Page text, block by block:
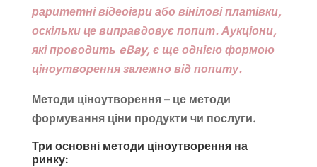
раритетні відеоігри або вінілові платівки,
оскільки це виправдовує попит. Аукціони,
які проводить eBay, є ще однією формою
ціноутворення залежно від попиту.
Методи ціноутворення – це методи
формування ціни продукти чи послуги.
Три основні методи ціноутворення на
ринку: